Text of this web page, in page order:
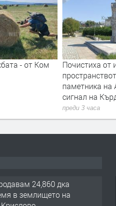
- от Ком
Почистиха от
паметника на
сигнал на
преди 3 часа
24,860 дка
в землището на